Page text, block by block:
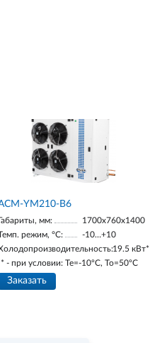
YM210-В6
Габариты, мм:
1700х760х1400
режим, °С:
-10…+10
19.5 кВт*
* - при условии: Te=-10ºC, To=50ºC
Заказать